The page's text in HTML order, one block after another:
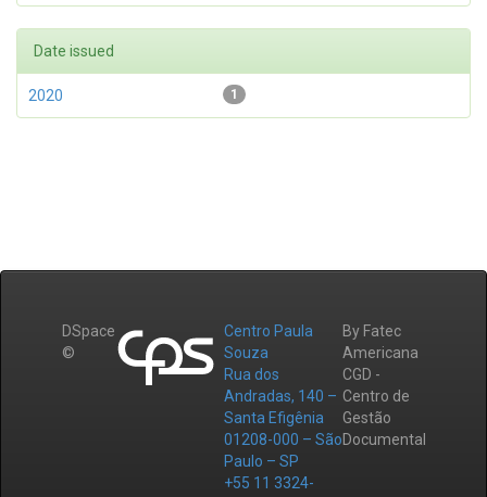
Date issued
1
2020
DSpace
©
Centro Paula
Souza
Rua dos
Andradas, 140 –
Santa Efigênia
01208-000 – São
Paulo – SP
+55 11 3324-
By Fatec
Americana
CGD -
Centro de
Gestão
Documental